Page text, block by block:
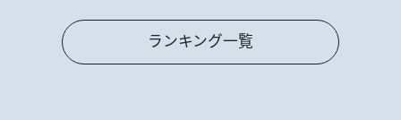
ランキング一覧